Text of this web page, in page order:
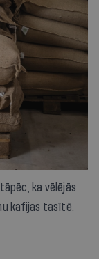
ka vēlējās
kafijas tasītē.